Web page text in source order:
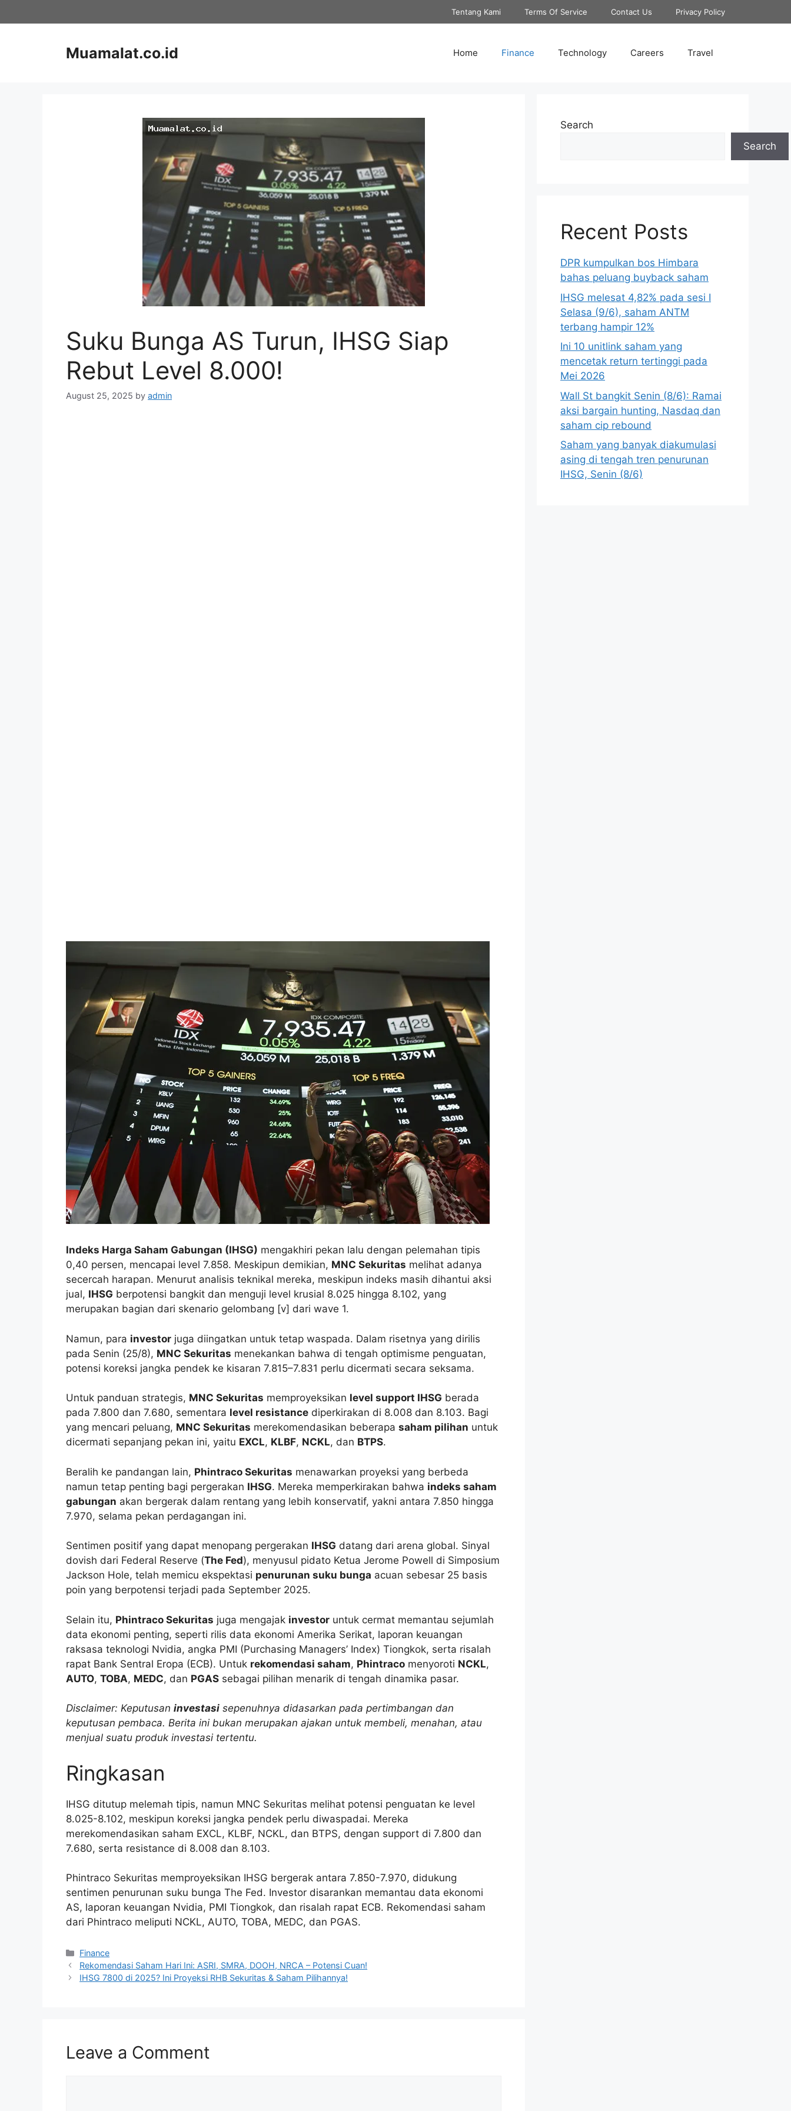
to
Tentang Kami Terms Of Service Contact Us Privacy Policy
Muamalat.co.id Home Finance Technology Careers Travel
Suku Bunga AS Turun, IHSG Siap
Rebut Level 8.000!
August 25, 2025 by admin
Indeks Harga Saham Gabungan (IHSG) mengakhiri pekan lalu dengan pelemahan tipis
0,40 persen, mencapai level 7.858. Meskipun demikian, MNC Sekuritas melihat adanya
secercah harapan. Menurut analisis teknikal mereka, meskipun indeks masih dihantui aksi
jual, IHSG berpotensi bangkit dan menguji level krusial 8.025 hingga 8.102, yang
merupakan bagian dari skenario gelombang [v] dari wave 1.
Namun, para investor juga diingatkan untuk tetap waspada. Dalam risetnya yang dirilis
pada Senin (25/8), MNC Sekuritas menekankan bahwa di tengah optimisme penguatan,
potensi koreksi jangka pendek ke kisaran 7.815–7.831 perlu dicermati secara seksama.
Untuk panduan strategis, MNC Sekuritas memproyeksikan level support IHSG berada
pada 7.800 dan 7.680, sementara level resistance diperkirakan di 8.008 dan 8.103. Bagi
yang mencari peluang, MNC Sekuritas merekomendasikan beberapa saham pilihan untuk
dicermati sepanjang pekan ini, yaitu EXCL, KLBF, NCKL, dan BTPS.
Beralih ke pandangan lain, Phintraco Sekuritas menawarkan proyeksi yang berbeda
namun tetap penting bagi pergerakan IHSG. Mereka memperkirakan bahwa indeks saham
gabungan akan bergerak dalam rentang yang lebih konservatif, yakni antara 7.850 hingga
7.970, selama pekan perdagangan ini.
Sentimen positif yang dapat menopang pergerakan IHSG datang dari arena global. Sinyal
dovish dari Federal Reserve (The Fed), menyusul pidato Ketua Jerome Powell di Simposium
Jackson Hole, telah memicu ekspektasi penurunan suku bunga acuan sebesar 25 basis
poin yang berpotensi terjadi pada September 2025.
Selain itu, Phintraco Sekuritas juga mengajak investor untuk cermat memantau sejumlah
data ekonomi penting, seperti rilis data ekonomi Amerika Serikat, laporan keuangan
raksasa teknologi Nvidia, angka PMI (Purchasing Managers’ Index) Tiongkok, serta risalah
rapat Bank Sentral Eropa (ECB). Untuk rekomendasi saham, Phintraco menyoroti NCKL,
AUTO, TOBA, MEDC, dan PGAS sebagai pilihan menarik di tengah dinamika pasar.
Disclaimer: Keputusan investasi sepenuhnya didasarkan pada pertimbangan dan
keputusan pembaca. Berita ini bukan merupakan ajakan untuk membeli, menahan, atau
menjual suatu produk investasi tertentu.
Ringkasan
IHSG ditutup melemah tipis, namun MNC Sekuritas melihat potensi penguatan ke level
8.025-8.102, meskipun koreksi jangka pendek perlu diwaspadai. Mereka
merekomendasikan saham EXCL, KLBF, NCKL, dan BTPS, dengan support di 7.800 dan
7.680, serta resistance di 8.008 dan 8.103.
Phintraco Sekuritas memproyeksikan IHSG bergerak antara 7.850-7.970, didukung
sentimen penurunan suku bunga The Fed. Investor disarankan memantau data ekonomi
AS, laporan keuangan Nvidia, PMI Tiongkok, dan risalah rapat ECB. Rekomendasi saham
dari Phintraco meliputi NCKL, AUTO, TOBA, MEDC, dan PGAS.
Categories
Finance
Rekomendasi Saham Hari Ini: ASRI, SMRA, DOOH, NRCA – Potensi Cuan!
IHSG 7800 di 2025? Ini Proyeksi RHB Sekuritas & Saham Pilihannya!
Leave a Comment
Search
Search
Recent Posts
DPR kumpulkan bos Himbara
bahas peluang buyback saham
IHSG melesat 4,82% pada sesi I
Selasa (9/6), saham ANTM
terbang hampir 12%
Ini 10 unitlink saham yang
mencetak return tertinggi pada
Mei 2026
Wall St bangkit Senin (8/6): Ramai
aksi bargain hunting, Nasdaq dan
saham cip rebound
Saham yang banyak diakumulasi
asing di tengah tren penurunan
IHSG, Senin (8/6)